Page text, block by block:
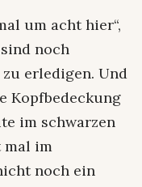
um acht hier“,
noch
erledigen. Und
Kopfbedeckung
im schwarzen
mal im
noch ein